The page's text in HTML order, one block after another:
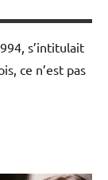
s’intitulait
ce n’est pas